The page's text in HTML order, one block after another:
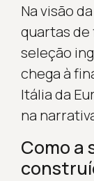
Na visão
quartas de
seleção
chega à
Itália da
na
Como a